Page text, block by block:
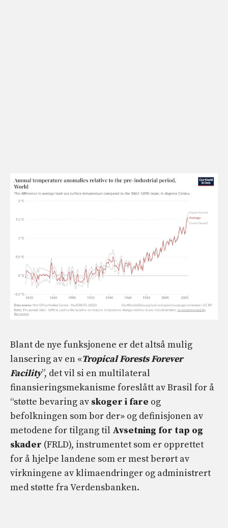
Blant de nye funksjonene er det altså mulig
lansering av en «Tropical Forests Forever
Facility”, det vil si en multilateral
finansieringsmekanisme foreslått av Brasil for å
“støtte bevaring av skoger i fare og
befolkningen som bor der» og definisjonen av
metodene for tilgang til Avsetning for tap og
skader (FRLD), instrumentet som er opprettet
for å hjelpe landene som er mest berørt av
virkningene av klimaendringer og administrert
med støtte fra Verdensbanken.